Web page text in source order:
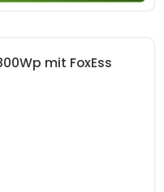
mit FoxEss